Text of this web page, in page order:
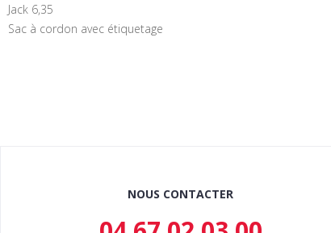
Jack 6,35
Sac à cordon avec étiquetage
NOUS CONTACTER